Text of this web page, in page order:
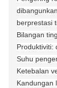
berprestasi
Bilangan
Produktiviti:
Suhu
Ketebalan
Kandungan